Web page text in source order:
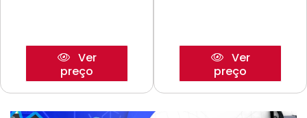
Ver
preço
Ver
preço